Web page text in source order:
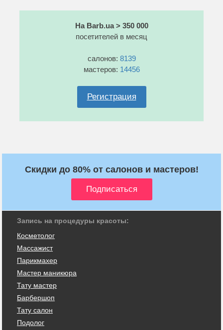
На Barb.ua > 350 000
посетителей в месяц
салонов: 8139
мастеров: 14456
Регистрация
Скидки до 80% от салонов и мастеров!
Запись на процедуры красоты:
Косметолог
Массажист
Парикмахер
Мастер маникюра
Тату мастер
Барбершоп
Тату салон
Подолог